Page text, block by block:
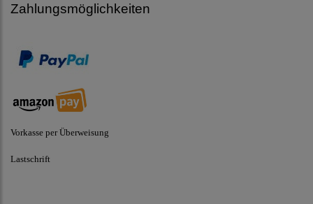
Zahlungsmöglichkeiten
Vorkasse per Überweisung
Lastschrift